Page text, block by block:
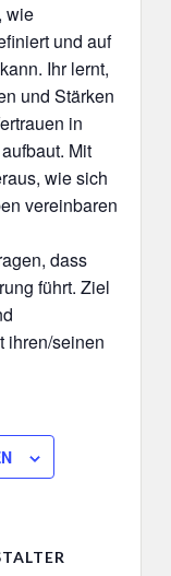
wie
und auf
Ihr lernt,
und Stärken
in
Mit
wie sich
vereinbaren
dass
führt. Ziel
ihren/seinen